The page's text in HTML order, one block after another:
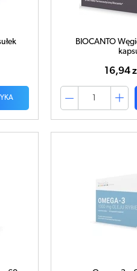
BIOCANTO
16,94